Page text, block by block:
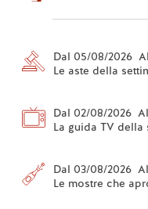
Dal 05/08/2026
Le aste della
Dal 02/08/2026
La guida TV della
Dal 03/08/2026
Le mostre che